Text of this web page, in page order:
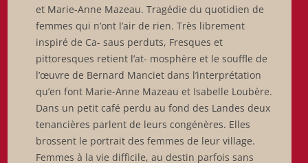
et Marie-Anne Mazeau. Tragédie du quotidien de
femmes qui n’ont l’air de rien. Très librement
inspiré de Ca- saus perduts, Fresques et
pittoresques retient l’at- mosphère et le souffle de
l’œuvre de Bernard Manciet dans l’interprétation
qu’en font Marie-Anne Mazeau et Isabelle Loubère.
Dans un petit café perdu au fond des Landes deux
tenancières parlent de leurs congénères. Elles
brossent le portrait des femmes de leur village.
Femmes à la vie difficile, au destin parfois sans